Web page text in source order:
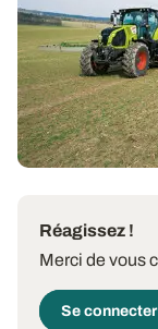
nouvelle
En cas de
campagne, il
11 FÉVR. 2025
Réagissez !
Merci de vous
Se connecter